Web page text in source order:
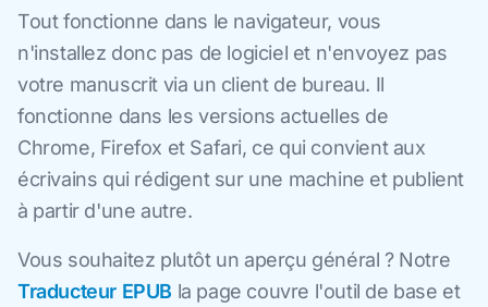
Tout fonctionne dans le navigateur, vous
n'installez donc pas de logiciel et n'envoyez pas
votre manuscrit via un client de bureau. Il
fonctionne dans les versions actuelles de
Chrome, Firefox et Safari, ce qui convient aux
écrivains qui rédigent sur une machine et publient
à partir d'une autre.
Vous souhaitez plutôt un aperçu général ? Notre
Traducteur EPUB la page couvre l'outil de base et